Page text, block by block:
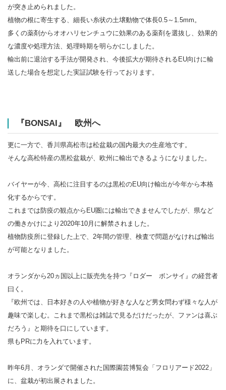
が突き止められました。
植物の根に寄生する、細長い糸状の土壌動物で体長0.5～1.5mm。
多くの薬剤からオオハリセンチュウに効果のある薬剤を選抜し、効果的
な濃度や処理方法、処理時期を明らかにしました。
輸出前に退治する手法が開発され、今後拡大が期待されるEU向けに輸
送した場合を想定した実証試験を行っております。
『BONSAI』 欧州へ
更に一方で、香川県高松市は松盆栽の国内最大の生産地です。
そんな高松特産の黒松盆栽が、欧州に輸出できるようになりました。
バイヤーが今、高松に注目するのは黒松のEU向け輸出が今年から本格
化するからです。
これまでは防疫の観点からEU圏には輸出できませんでしたが、県など
の働きかけにより2020年10月に解禁されました。
植物防疫所に登録した上で、2年間の管理、検査で問題がなければ輸出
が可能となりました。
オランダから20ヵ国以上に販売先を持つ『ロダー ボンサイ』の経営者
曰く。
『欧州では、日本好きの人や植物が好きな人など男女問わず様々な人が
趣味で楽しむ。これまで黒松は雑誌で見るだけだったが、ファンは喜ぶ
だろう』と期待を口にしています。
県もPRに力を入れています。
昨年6月、オランダで開催された国際園芸博覧会「フロリアード2022」
に、盆栽が初出展されました。